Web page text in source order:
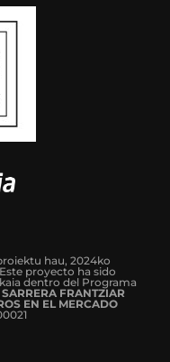
hau, 2024ko
proyecto ha sido
dentro del Programa
FRANTZIAR
EN EL MERCADO